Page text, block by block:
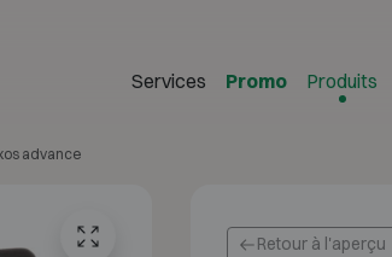
Services Promo Produits
advance
Retour à l'aperçu